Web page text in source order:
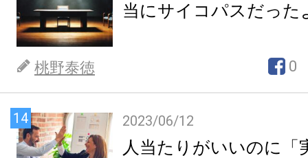
当にサイコパスだった
桃野泰徳 0
14 2023/06/12
人当たりがいいのに「